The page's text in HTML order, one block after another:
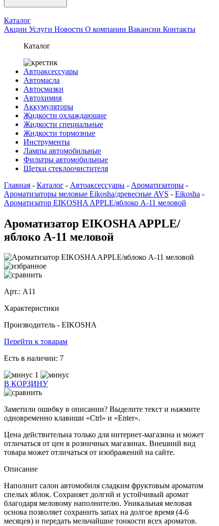
Каталог
Акции Услуги Новости О компании Вакансии Контакты
Каталог
Автоаксессуары
Автомасла
Автосмазки
Автохимия
Аккумуляторы
Жидкости охлаждающие
Жидкости специальные
Жидкости тормозные
Инструменты
Лампы автомобильные
Фильтры автомобильные
Щетки стеклоочистителя
Главная - Каталог - Автоаксессуары - Ароматизаторы -
Ароматизаторы меловые Eikosha/древесные AVS - Eikosha -
Ароматизатор EIKOSHA APPLE/яблоко А-11 меловой
Ароматизатор EIKOSHA APPLE/
яблоко А-11 меловой
Арт.: А11
Характеристики
Производитель - EIKOSHA
Перейти к товарам
Есть в наличии: 7
1
В КОРЗИНУ
Заметили ошибку в описании? Выделите текст и нажмите
одновременно клавиши «Ctrl» и «Enter».
Цена действительна только для интернет-магазина и может
отличаться от цен в розничных магазинах. Внешний вид
товара может отличаться от изображений на сайте.
Описание
Наполнит салон автомобиля сладким фруктовым ароматом
спелых яблок. Сохраняет долгий и устойчивый аромат
благодаря меловому наполнителю. Уникальная меловая
основа позволяет сохранить запах на долгое время (4-6
месяцев) и передать мельчайшие тонкости всех ароматов.